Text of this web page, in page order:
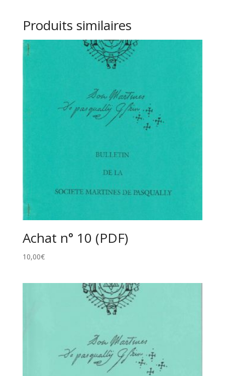
Produits similaires
Achat n° 10 (PDF)
10,00€